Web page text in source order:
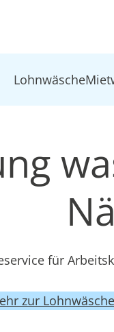
Lohnwäsche
für
zur Lohnwäsche